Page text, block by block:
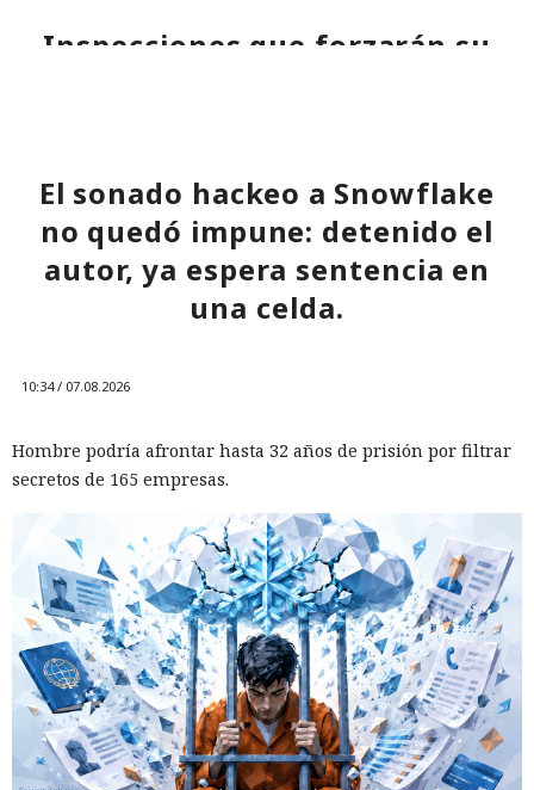
Inspecciones que forzarán su
12:43 / 07.08.2026
Otra corporación corre el riesgo de repetir la triste suerte de
Las sanciones y restricciones contra las empresas
tecnológicas chinas por parte de las autoridades
estadounidenses hace tiempo que son noticia habitual —
ahora un escenario similarse está desarrollandoen sentido
El sonado hackeo a Snowflake
no quedó impune: detenido el
autor, ya espera sentencia en
una celda.
10:34 / 07.08.2026
Hombre podría afrontar hasta 32 años de prisión por filtrar
secretos de 165 empresas.